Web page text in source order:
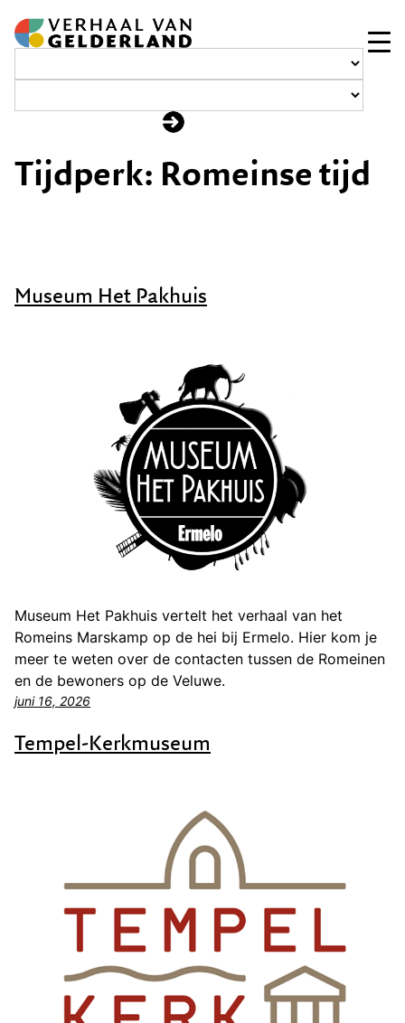
naar
de
inhoud
Tijdperk: Romeinse tijd
Museum Het Pakhuis
Museum Het Pakhuis vertelt het verhaal van het
Romeins Marskamp op de hei bij Ermelo. Hier kom je
meer te weten over de contacten tussen de Romeinen
en de bewoners op de Veluwe.
juni 16, 2026
Tempel-Kerkmuseum